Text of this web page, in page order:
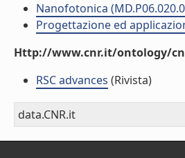
Nanofotonica
Progettazione ed
Http://www.cnr.it/ontology/
RSC advances (Rivista)
data.CNR.it